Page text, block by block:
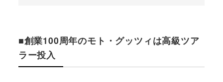
■創業100周年のモト・グッツィは高級ツア
ラー投入